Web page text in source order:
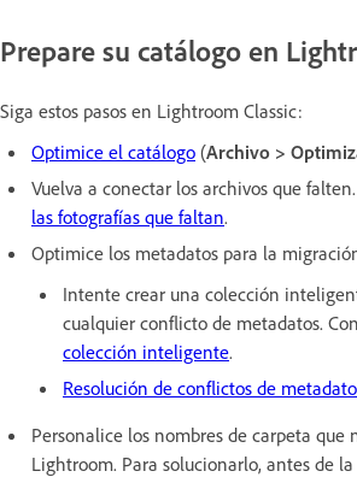
Prepare su catálogo en
Siga estos pasos en Lightroom Classic:
Optimice el catálogo (Archivo >
Vuelva a conectar los archivos que
las fotografías que faltan.
Optimice los metadatos para la
Intente crear una colección
cualquier conflicto de metadatos.
colección inteligente.
Resolución de conflictos de
Personalice los nombres de carpeta que
Lightroom. Para solucionarlo, antes de